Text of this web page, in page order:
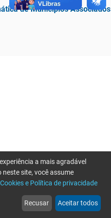
de Municípios Associados
web
Notícias
more_horiz
Mais
a mais agradável
site, você assume
e Política de privacidade
Recusar Aceitar todos
tente novamente